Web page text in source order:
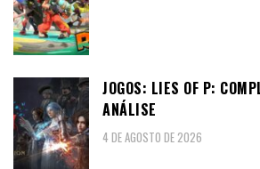
JOGOS: LIES OF P:
ANÁLISE
4 DE AGOSTO DE 2026